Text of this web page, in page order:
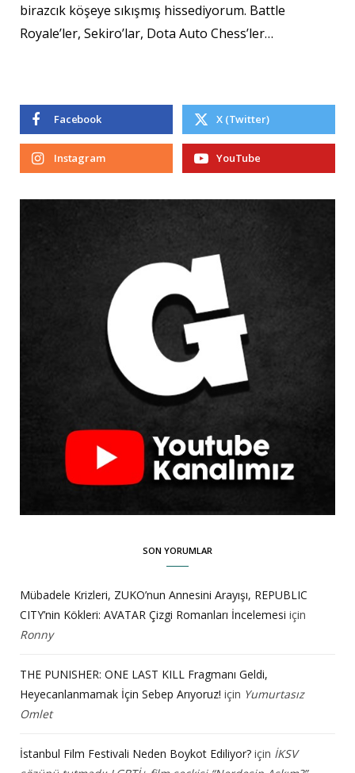
birazcık köşeye sıkışmış hissediyorum. Battle
Royale’ler, Sekiro’lar, Dota Auto Chess’ler…
Facebook X (Twitter)
Instagram YouTube
SON YORUMLAR
Mübadele Krizleri, ZUKO’nun Annesini Arayışı, REPUBLIC
CITY’nin Kökleri: AVATAR Çizgi Romanları İncelemesi için
Ronny
THE PUNISHER: ONE LAST KILL Fragmanı Geldi,
Heyecanlanmamak İçin Sebep Arıyoruz! için Yumurtasız
Omlet
İstanbul Film Festivali Neden Boykot Ediliyor? için İKSV